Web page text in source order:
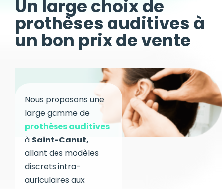
Un large choix de
prothèses auditives à
un bon prix de vente
Nous proposons une
large gamme de
prothèses auditives
à Saint-Canut,
allant des modèles
discrets intra-
auriculaires aux